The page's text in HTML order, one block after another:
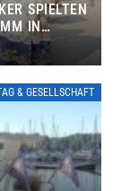
SPIELTEN
IN
& GESELLSCHAFT